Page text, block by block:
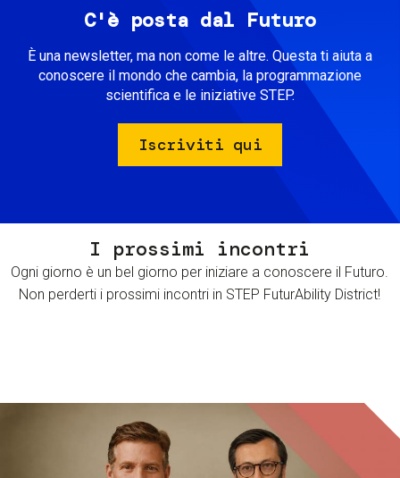
C'è posta dal Futuro
È una newsletter, ma non come le altre. Questa ti aiuta a
conoscere il mondo che cambia, la programmazione
scientifica e le iniziative STEP.
Iscriviti qui
I prossimi incontri
Ogni giorno è un bel giorno per iniziare a conoscere il Futuro.
Non perderti i prossimi incontri in STEP FuturAbility District!